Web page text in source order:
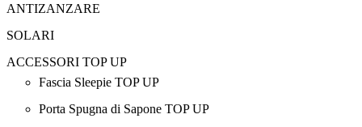
ANTIZANZARE
SOLARI
ACCESSORI TOP UP
Fascia Sleepie TOP UP
Porta Spugna di Sapone TOP UP